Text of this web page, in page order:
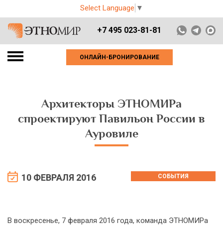
Select Language ▼
+7 495 023-81-81
ОНЛАЙН-БРОНИРОВАНИЕ
Архитекторы ЭТНОМИРа
спроектируют Павильон России в
Ауровиле
10 ФЕВРАЛЯ 2016 СОБЫТИЯ
В воскресенье, 7 февраля 2016 года, команда ЭТНОМИРа